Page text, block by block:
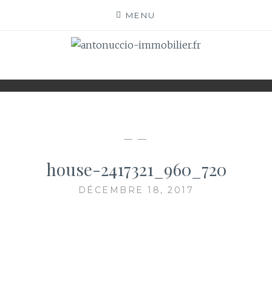
MENU
IMMOBILIER.FR
— —
house-2417321_960_720
DÉCEMBRE 18, 2017